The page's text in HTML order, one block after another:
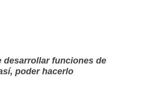
desarrollar funciones de
poder hacerlo